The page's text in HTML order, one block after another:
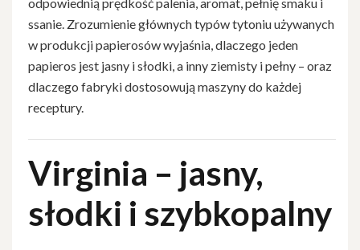
ssanie. Zrozumienie głównych typów tytoniu używanych
w produkcji papierosów wyjaśnia, dlaczego jeden
papieros jest jasny i słodki, a inny ziemisty i pełny – oraz
dlaczego fabryki dostosowują maszyny do każdej
receptury.
Virginia – jasny,
słodki i szybkopalny